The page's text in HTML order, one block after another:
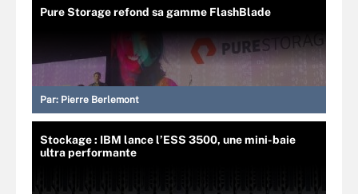
Pure Storage refond sa gamme FlashBlade
Par: Pierre Berlemont
Stockage : IBM lance l’ESS 3500, une mini-baie
ultra performante